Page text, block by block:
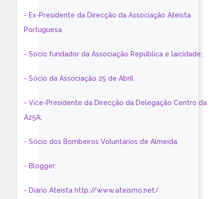
- Ex-Presidente da Direcção da Associação Ateísta
Portuguesa
- Sócio fundador da Associação República e laicidade;
- Sócio da Associação 25 de Abril
- Vice-Presidente da Direcção da Delegação Centro da
A25A;
- Sócio dos Bombeiros Voluntários de Almeida
- Blogger:
- Diário Ateísta http://www.ateismo.net/